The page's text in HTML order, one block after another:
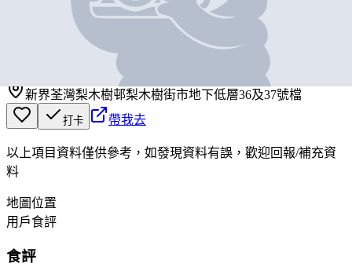
新界荃灣梨木樹邨梨木樹街市地下低層36及37號檔
打卡 帶我去
以上項目資料僅供參考，如發現資料有誤，歡迎回報/補充資
料
地圖位置
用戶食評
食評